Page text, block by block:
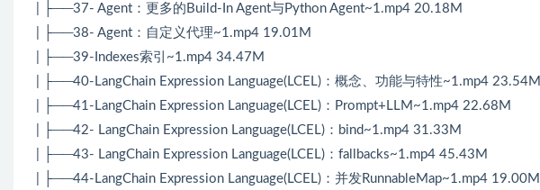
| ├──37- Agent：更多的Build-In Agent与Python Agent~1.mp4 20.18M
| ├──38- Agent：自定义代理~1.mp4 19.01M
| ├──39-Indexes索引~1.mp4 34.47M
| ├──40-LangChain Expression Language(LCEL)：概念、功能与特性~1.mp4 23.54M
| ├──41-LangChain Expression Language(LCEL)：Prompt+LLM~1.mp4 22.68M
| ├──42- LangChain Expression Language(LCEL)：bind~1.mp4 31.33M
| ├──43- LangChain Expression Language(LCEL)：fallbacks~1.mp4 45.43M
| ├──44-LangChain Expression Language(LCEL)：并发RunnableMap~1.mp4 19.00M